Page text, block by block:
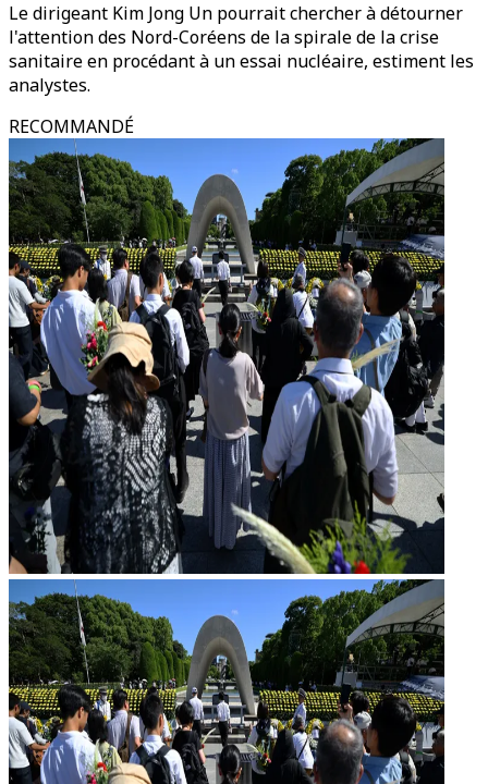
Le dirigeant Kim Jong Un pourrait chercher à détourner
l'attention des Nord-Coréens de la spirale de la crise
sanitaire en procédant à un essai nucléaire, estiment les
analystes.
RECOMMANDÉ